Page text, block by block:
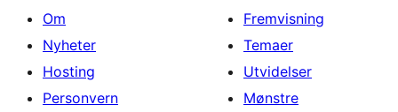
Om
Nyheter
Hosting
Personvern
Fremvisning
Temaer
Utvidelser
Mønstre